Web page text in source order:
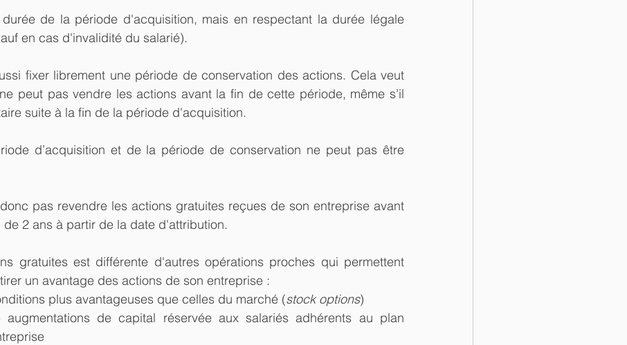
de la période d'acquisition, mais en respectant la durée légale
en cas d'invalidité du salarié).
fixer librement une période de conservation des actions. Cela veut
peut pas vendre les actions avant la fin de cette période, même s'il
suite à la fin de la période d'acquisition.
d’acquisition et de la période de conservation ne peut pas être
pas revendre les actions gratuites reçues de son entreprise avant
2 ans à partir de la date d'attribution.
gratuites est différente d'autres opérations proches qui permettent
un avantage des actions de son entreprise :
plus avantageuses que celles du marché (stock options)
de capital réservée aux salariés adhérents au plan